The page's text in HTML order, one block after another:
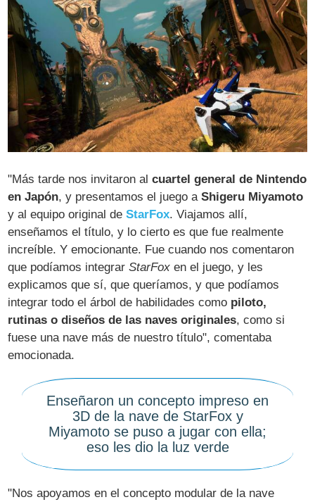
"Más tarde nos invitaron alcuartel general de Nintendo
en Japón, y presentamos el juego aShigeru Miyamoto
y al equipo original deStarFox. Viajamos allí,
enseñamos el título, y lo cierto es que fue realmente
increíble. Y emocionante. Fue cuando nos comentaron
que podíamos integrarStarFox en el juego, y les
explicamos que sí, que queríamos, y que podíamos
integrar todo el árbol de habilidades como piloto,
rutinas o diseños de las naves originales, como si
fuese una nave más de nuestro título", comentaba
emocionada.
Enseñaron un concepto impreso en
3D de la nave de StarFox y
Miyamoto se puso a jugar con ella;
eso les dio la luz verde
"Nos apoyamos en el concepto modular de la nave